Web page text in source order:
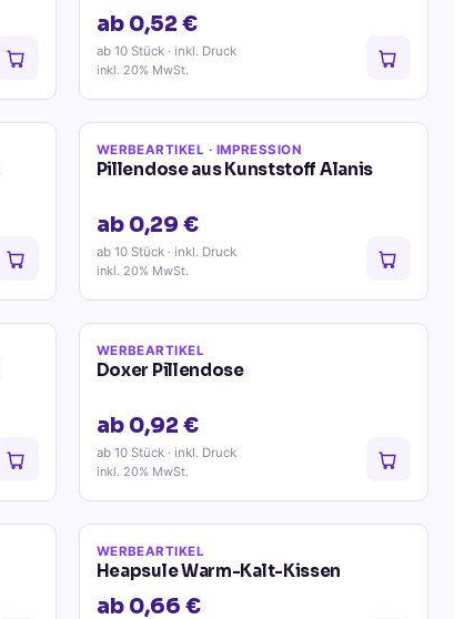
ab 0,52 €
ab 10 Stück· inkl. Druck
inkl. 20% MwSt.
WERBEARTIKEL · IMPRESSION
Pillendose aus Kunststoff Alanis
ab 0,29 €
ab 10 Stück· inkl. Druck
inkl. 20% MwSt.
WERBEARTIKEL
Doxer Pillendose
ab 0,92 €
ab 10 Stück· inkl. Druck
inkl. 20% MwSt.
WERBEARTIKEL
Heapsule Warm-Kalt-Kissen
ab 0,66 €